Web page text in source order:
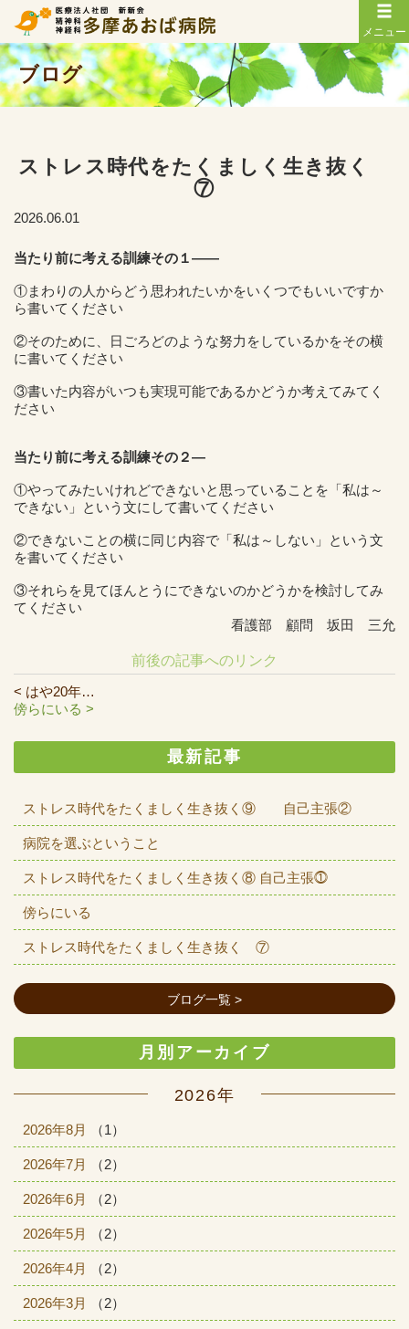
メニュー
ブログ
ストレス時代をたくましく生き抜く
⑦
2026.06.01
当たり前に考える訓練その１――
①まわりの人からどう思われたいかをいくつでもいいですか
ら書いてください
②そのために、日ごろどのような努力をしているかをその横
に書いてください
③書いた内容がいつも実現可能であるかどうか考えてみてく
ださい
当たり前に考える訓練その２―
①やってみたいけれどできないと思っていることを「私は～
できない」という文にして書いてください
②できないことの横に同じ内容で「私は～しない」という文
を書いてください
③それらを見てほんとうにできないのかどうかを検討してみ
てください
看護部 顧問 坂田 三允
前後の記事へのリンク
< はや20年…
傍らにいる >
最新記事
ストレス時代をたくましく生き抜く⑨ 自己主張②
病院を選ぶということ
ストレス時代をたくましく生き抜く⑧ 自己主張⓵
傍らにいる
ストレス時代をたくましく生き抜く ⑦
ブログ一覧 >
月別アーカイブ
2026年
2026年8月 （1）
2026年7月 （2）
2026年6月 （2）
2026年5月 （2）
2026年4月 （2）
2026年3月 （2）